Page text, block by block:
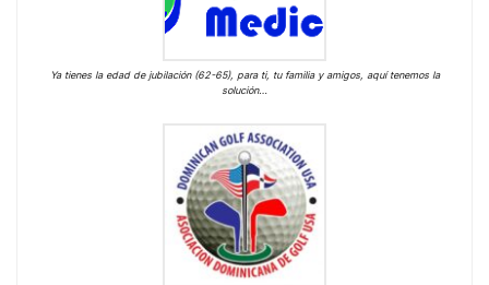
Ya tienes la edad de jubilación (62-65), para ti, tu familia y amigos, aquí tenemos la
solución…